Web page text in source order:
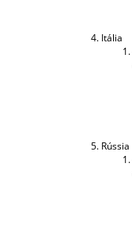
Itália
Rússia